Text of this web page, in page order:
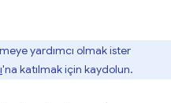
yardımcı olmak ister
'na katılmak için kaydolun.